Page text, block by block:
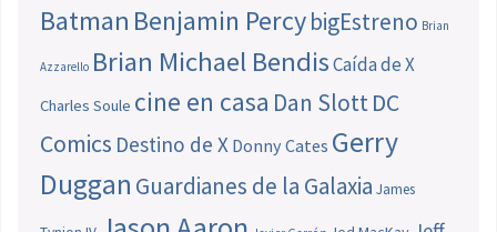
Batman Benjamin PercybigEstreno Brian
Azzarello Brian Michael BendisCaída de X
Charles Soule cine en casa Dan SlottDC
Comics Destino de X Donny Cates Gerry
Duggan Guardianes de la Galaxia James